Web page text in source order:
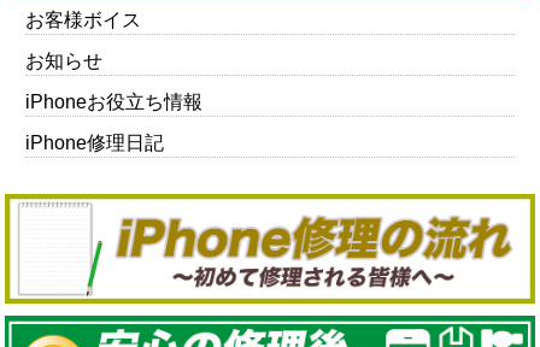
お客様ボイス
お知らせ
iPhoneお役立ち情報
iPhone修理日記